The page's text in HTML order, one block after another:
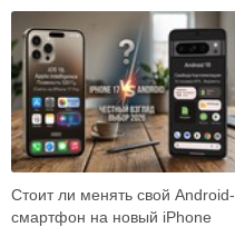
встречает как готовый ответ:
вот карта …
Стоит ли менять свой Android-
смартфон на новый iPhone